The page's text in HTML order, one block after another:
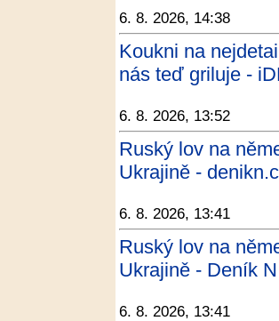
6. 8. 2026, 14:38
Koukni na
nás teď griluje -
6. 8. 2026, 13:52
Ruský lov na
Ukrajině -
6. 8. 2026, 13:41
Ruský lov na
Ukrajině - Deník N
6. 8. 2026, 13:41